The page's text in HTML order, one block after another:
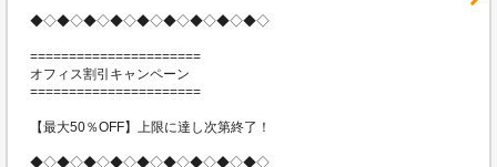
◆◇◆◇◆◇◆◇◆◇◆◇◆◇◆◇◆◇
======================
オフィス割引キャンペーン
======================
【最大50％OFF】上限に達し次第終了！
◆◇◆◇◆◇◆◇◆◇◆◇◆◇◆◇◆◇